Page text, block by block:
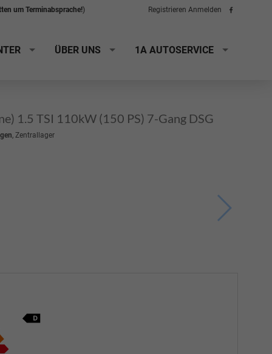
um Terminabsprache!) Registrieren Anmelden
Folge
ÜBER UNS 1A AUTOSERVICE
1.5 TSI 110kW (150 PS) 7-Gang DSG
, Zentrallager